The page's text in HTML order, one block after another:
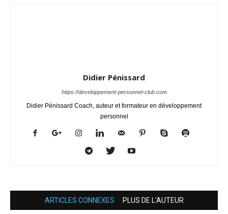
Didier Pénissard
https://developpement-personnel-club.com
Didier Pénissard Coach, auteur et formateur en développement
personnel
ARTICLES CONNEXES PLUS DE L'AUTEUR